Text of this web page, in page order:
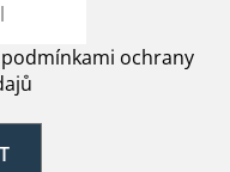
podmínkami ochrany